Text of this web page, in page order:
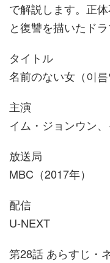
で解説します。正
と復讐を描いたド
タイトル
名前のない女（이름
主演
イム・ジョンウン
放送局
MBC（2017年）
配信
U-NEXT
第28話 あらすじ・